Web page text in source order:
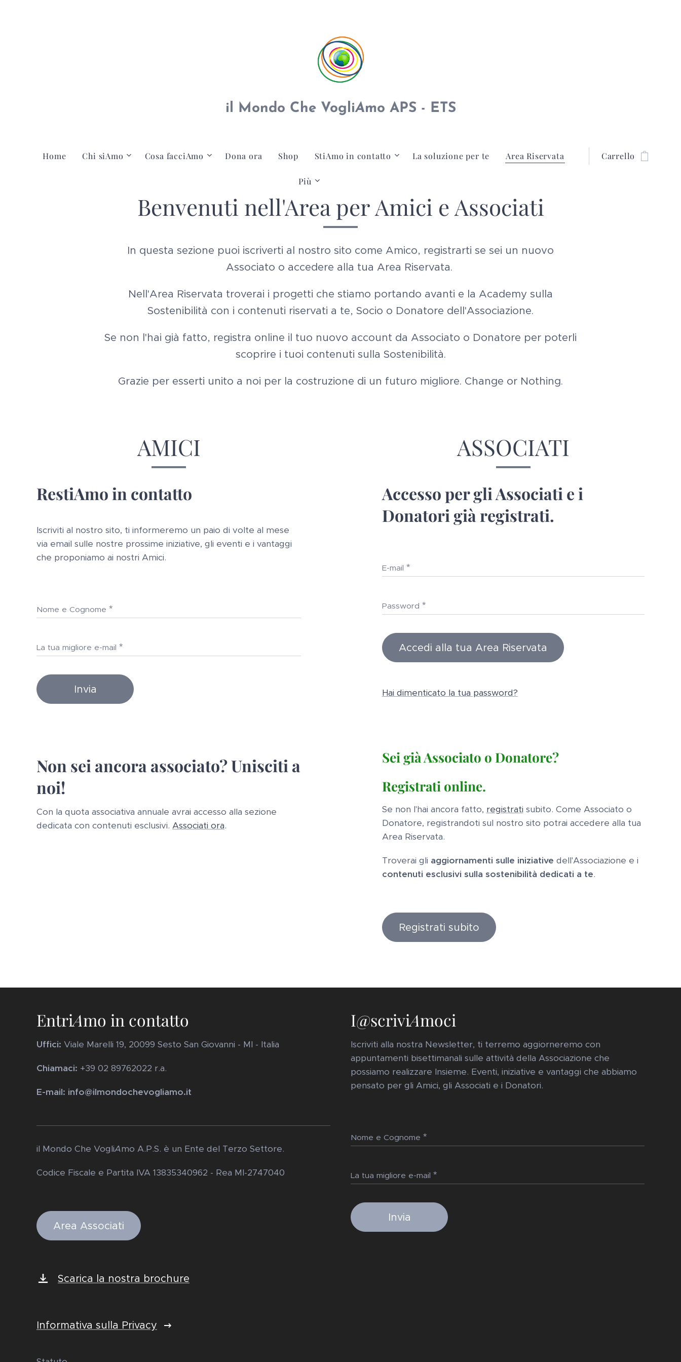
il Mondo Che VogliAmo APS - ETS
Home Chi siAmo Cosa facciAmo Dona ora Shop StiAmo in contatto La soluzione per te Area Riservata
Più
Carrello
Benvenuti nell'Area per Amici e Associati
In questa sezione puoi iscriverti al nostro sito come Amico, registrarti se sei un nuovo
Associato o accedere alla tua Area Riservata.
Nell'Area Riservata troverai i progetti che stiamo portando avanti e la Academy sulla
Sostenibilità con i contenuti riservati a te, Socio o Donatore dell'Associazione.
Se non l'hai già fatto, registra online il tuo nuovo account da Associato o Donatore per poterli
scoprire i tuoi contenuti sulla Sostenibilità.
Grazie per esserti unito a noi per la costruzione di un futuro migliore. Change or Nothing.
AMICI
RestiAmo in contatto
Iscriviti al nostro sito, ti informeremo un paio di volte al mese
via email sulle nostre prossime iniziative, gli eventi e i vantaggi
che proponiamo ai nostri Amici.
Nome e Cognome
La tua migliore e-mail
Invia
Non sei ancora associato? Unisciti a
noi!
Con la quota associativa annuale avrai accesso alla sezione
dedicata con contenuti esclusivi. Associati ora.
ASSOCIATI
Accesso per gli Associati e i
Donatori già registrati.
E-mail
Password
Accedi alla tua Area Riservata
Hai dimenticato la tua password?
Sei già Associato o Donatore?
Registrati online.
Se non l'hai ancora fatto, registrati subito. Come Associato o
Donatore, registrandoti sul nostro sito potrai accedere alla tua
Area Riservata.
Troverai gli aggiornamenti sulle iniziative dell'Associazione e i
contenuti esclusivi sulla sostenibilità dedicati a te.
Registrati subito
EntriAmo in contatto
Uffici: Viale Marelli 19, 20099 Sesto San Giovanni - MI - Italia
Chiamaci: +39 02 89762022 r.a.
E-mail: info@ilmondochevogliamo.it
il Mondo Che VogliAmo A.P.S. è un Ente del Terzo Settore.
Codice Fiscale e Partita IVA 13835340962 - Rea MI-2747040
Area Associati
Scarica la nostra brochure
Informativa sulla Privacy
I@scriviAmoci
Iscriviti alla nostra Newsletter, ti terremo aggiorneremo con
appuntamenti bisettimanali sulle attività della Associazione che
possiamo realizzare Insieme. Eventi, iniziative e vantaggi che abbiamo
pensato per gli Amici, gli Associati e i Donatori.
Nome e Cognome
La tua migliore e-mail
Invia